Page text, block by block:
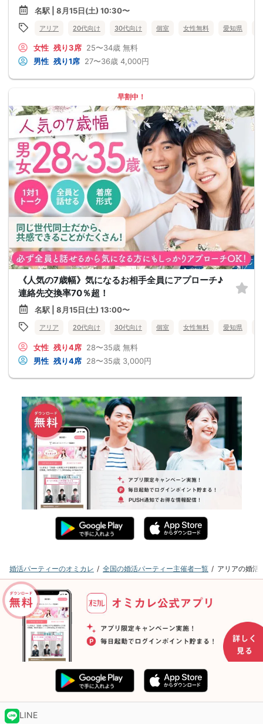
名駅 | 8月15日(土) 10:30〜
アリア 20代向け 30代向け 個室 女性無料 愛知県
女性 残り3席 25〜34歳 無料
男性 残り1席 27〜36歳 4,000円
早割中！
《人気の7歳幅》気になるお相手全員にアプローチ♪
連絡先交換率70％超！
名駅 | 8月15日(土) 13:00〜
アリア 20代向け 30代向け 個室 女性無料 愛知県
女性 残り4席 28〜35歳 無料
男性 残り4席 28〜35歳 3,000円
婚活パーティーのオミカレ 全国の婚活パーティー主催者一覧 アリアの婚活
LINE